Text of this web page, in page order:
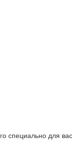
специально для вас.